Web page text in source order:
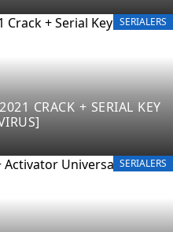
SERIALERS
CRACK + SERIAL KEY
SERIALERS